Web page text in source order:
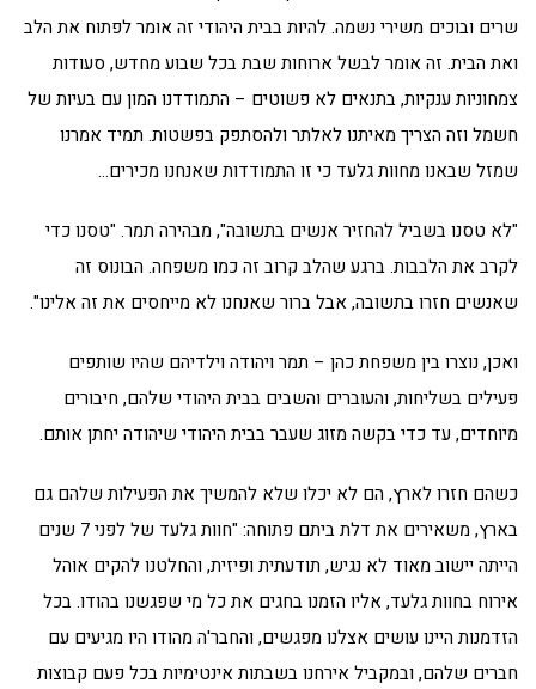
שרים ובוכים משירי נשמה. להיות בבית היהודי זה אומר לפתוח את הלב
ואת הבית. זה אומר לבשל ארוחות שבת בכל שבוע מחדש, סעודות
צמחוניות ענקיות, בתנאים לא פשוטים – התמודדנו המון עם בעיות של
חשמל וזה הצריך מאיתנו לאלתר ולהסתפק בפשטות. תמיד אמרנו
שמזל שבאנו מחוות גלעד כי זו התמודדות שאנחנו מכירים…
"לא טסנו בשביל להחזיר אנשים בתשובה", מבהירה תמר. "טסנו כדי
לקרב את הלבבות. ברגע שהלב קרוב זה כמו משפחה. הבונוס זה
שאנשים חזרו בתשובה, אבל ברור שאנחנו לא מייחסים את זה אלינו".
ואכן, נוצרו בין משפחת כהן – תמר ויהודה וילדיהם שהיו שותפים
פעילים בשליחות, והעוברים והשבים בבית היהודי שלהם, חיבורים
מיוחדים, עד כדי בקשה מזוג שעבר בבית היהודי שיהודה יחתן אותם.
כשהם חזרו לארץ, הם לא יכלו שלא להמשיך את הפעילות שלהם גם
בארץ, משאירים את דלת ביתם פתוחה: "חוות גלעד של לפני 7 שנים
הייתה יישוב מאוד לא נגיש, תודעתית ופיזית, והחלטנו להקים אוהל
אירוח בחוות גלעד, אליו הזמנו בחגים את כל מי שפגשנו בהודו. בכל
הזדמנות היינו עושים אצלנו מפגשים, והחבר'ה מהודו היו מגיעים עם
חברים שלהם, ובמקביל אירחנו בשבתות אינטימיות בכל פעם קבוצות